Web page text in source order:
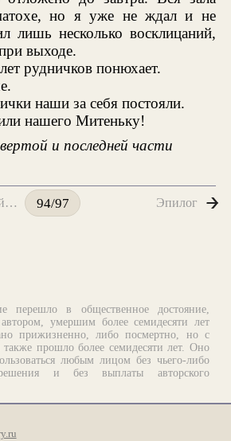
но я уже не ждал и не
лишь несколько восклицаний,
выходе.
рудничков понюхает.
наши за себя постояли.
нашего Митеньку!
и последней части
XIII. Прелюбодей мысли 94/97 Эпилог
перешло в общественное достояние,
умершим более семидесяти лет
прижизненно, либо посмертно, но с
прошло более семидесяти лет. Оно
любым лицом без чьего-либо
и без выплаты авторского